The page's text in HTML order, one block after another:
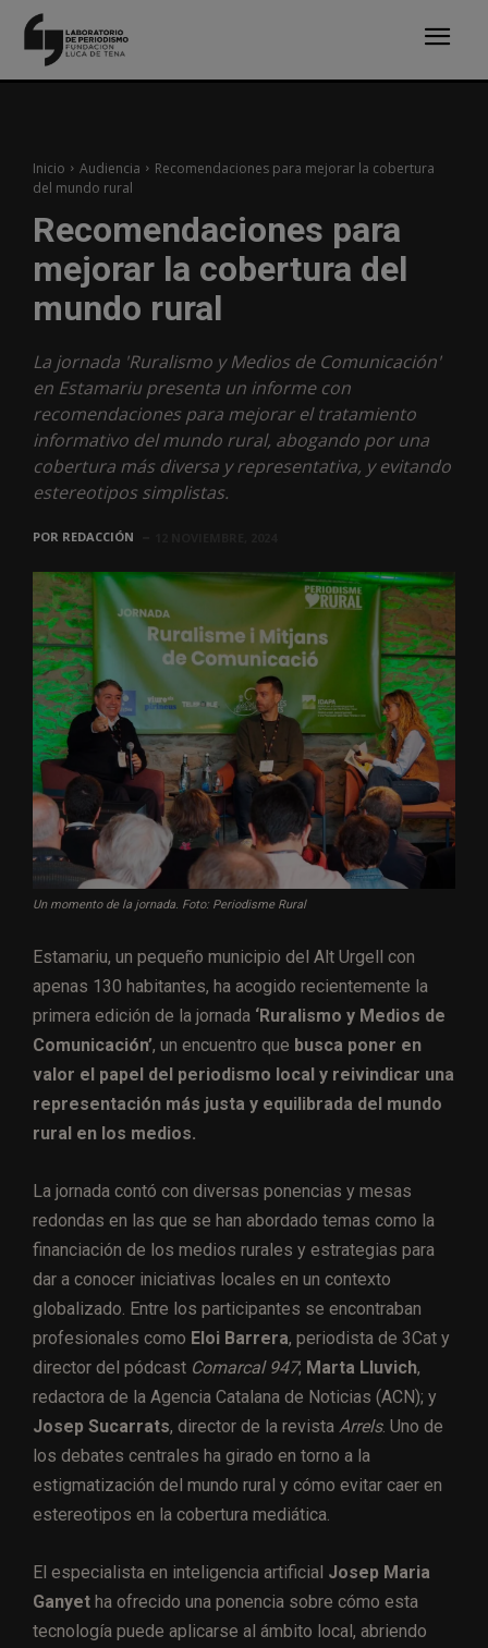
Inicio Audiencia
Recomendaciones para mejorar la cobertura
del mundo rural
Recomendaciones para
mejorar la cobertura del
mundo rural
La jornada 'Ruralismo y Medios de Comunicación'
en Estamariu presenta un informe con
recomendaciones para mejorar el tratamiento
informativo del mundo rural, abogando por una
cobertura más diversa y representativa, y evitando
estereotipos simplistas.
POR REDACCIÓN
Un momento de la jornada. Foto: Periodisme Rural
Estamariu, un pequeño municipio del Alt Urgell con
apenas 130 habitantes, ha acogido recientemente la
primera edición de la jornada ‘Ruralismo y Medios de
Comunicación’, un encuentro que busca poner en
valor el papel del periodismo local y reivindicar una
representación más justa y equilibrada del mundo
rural en los medios.
La jornada contó con diversas ponencias y mesas
redondas en las que se han abordado temas como la
financiación de los medios rurales y estrategias para
dar a conocer iniciativas locales en un contexto
globalizado. Entre los participantes se encontraban
profesionales como Eloi Barrera, periodista de 3Cat y
director del pódcast Comarcal 947; Marta Lluvich,
redactora de la Agencia Catalana de Noticias (ACN); y
Josep Sucarrats, director de la revista Arrels. Uno de
los debates centrales ha girado en torno a la
estigmatización del mundo rural y cómo evitar caer en
estereotipos en la cobertura mediática.
El especialista en inteligencia artificial Josep Maria
Ganyet ha ofrecido una ponencia sobre cómo esta
tecnología puede aplicarse al ámbito local, abriendo